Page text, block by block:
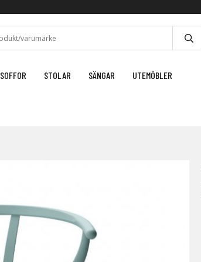
SOFFOR STOLAR SÄNGAR UTEMÖBLER